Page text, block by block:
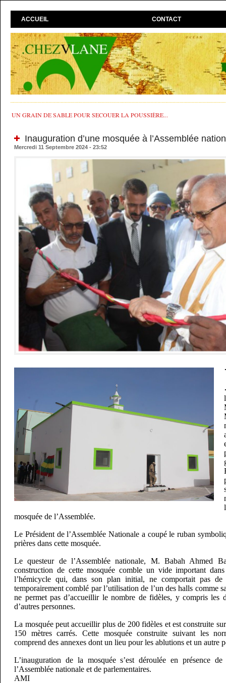
ACCUEIL CONTACT
UN GRAIN DE SABLE POUR SECOUER LA POUSSIÈRE...
Inauguration d’une mosquée à l’Assemblée
Mercredi 11 Septembre 2024 - 23:52
mosquée de l’Assemblée.
Le Président de l’Assemblée Nationale a coupé le ruban
prières dans cette mosquée.
Le questeur de l’Assemblée nationale, M. Babah Ahmed
construction de cette mosquée comble un vide important
l’hémicycle qui, dans son plan initial, ne comportait pas
temporairement comblé par l’utilisation de l’un des halls comme
ne permet pas d’accueillir le nombre de fidèles, y compris les
d’autres personnes.
La mosquée peut accueillir plus de 200 fidèles et est construite
150 mètres carrés. Cette mosquée construite suivant les
comprend des annexes dont un lieu pour les ablutions et un autre
L’inauguration de la mosquée s’est déroulée en présence
l’Assemblée nationale et de parlementaires.
AMI